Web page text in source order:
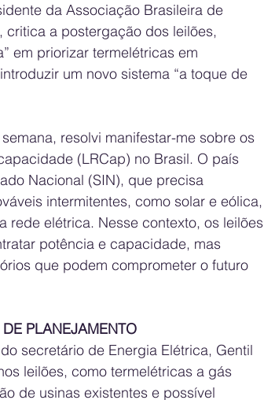
da Associação Brasileira de
critica a postergação dos leilões,
em priorizar termelétricas em
um novo sistema “a toque de
resolvi manifestar-me sobre os
(LRCap) no Brasil. O país
Nacional (SIN), que precisa
intermitentes, como solar e eólica,
rede elétrica. Nesse contexto, os leilões
potência e capacidade, mas
que podem comprometer o futuro
PLANEJAMENTO
secretário de Energia Elétrica, Gentil
leilões, como termelétricas a gás
de usinas existentes e possível